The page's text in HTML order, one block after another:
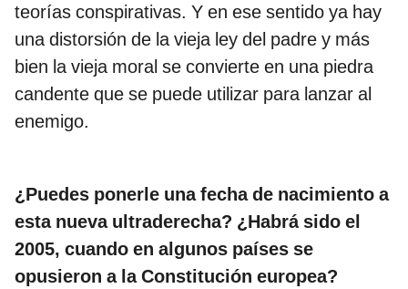
teorías conspirativas. Y en ese sentido ya hay
una distorsión de la vieja ley del padre y más
bien la vieja moral se convierte en una piedra
candente que se puede utilizar para lanzar al
enemigo.
¿Puedes ponerle una fecha de nacimiento a
esta nueva ultraderecha? ¿Habrá sido el
2005, cuando en algunos países se
opusieron a la Constitución europea?